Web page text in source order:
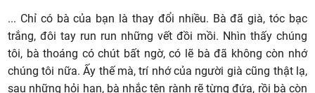
... Chỉ có bà của bạn là thay đổi nhiều. Bà đã già, tóc bạc
trắng, đôi tay run run những vết đồi mồi. Nhìn thấy chúng
tôi, bà thoáng có chút bất ngờ, có lẽ bà đã không còn nhớ
chúng tôi nữa. Ấy thế mà, trí nhớ của người già cũng thật lạ,
sau những hỏi han, bà nhắc tên rành rẽ từng đứa, rồi bà còn